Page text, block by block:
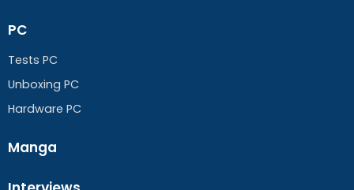
PC
Tests PC
Unboxing PC
Hardware PC
Manga